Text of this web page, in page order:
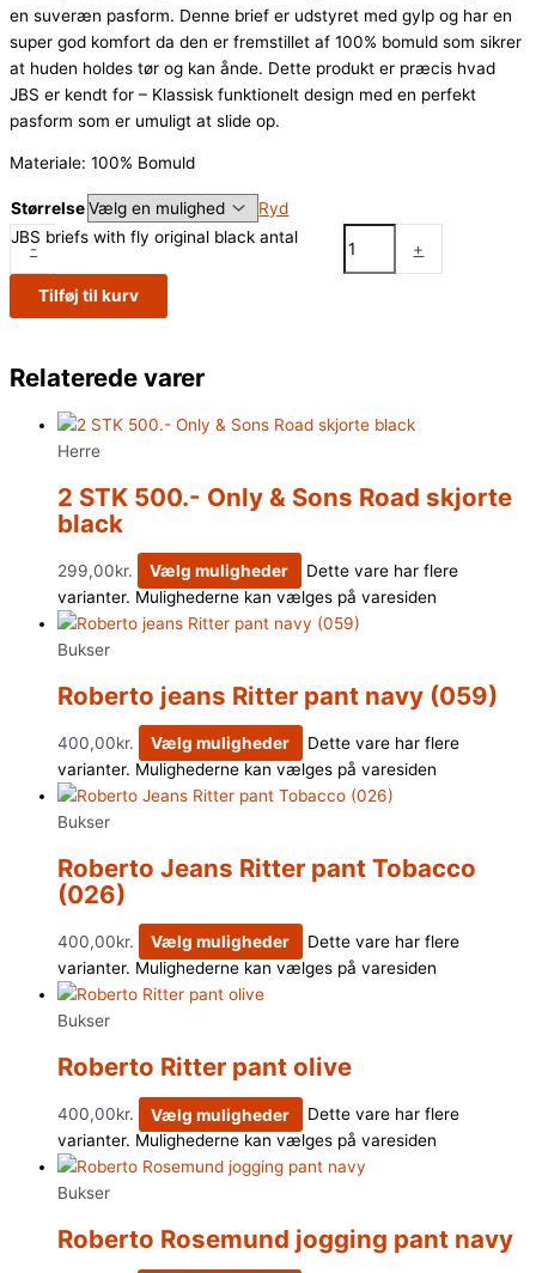
en suveræn pasform. Denne brief er udstyret med gylp og har en
super god komfort da den er fremstillet af 100% bomuld som sikrer
at huden holdes tør og kan ånde. Dette produkt er præcis hvad
JBS er kendt for – Klassisk funktionelt design med en perfekt
pasform som er umuligt at slide op.
Materiale: 100% Bomuld
Størrelse Ryd
-
JBS briefs with fly original black antal
+
Tilføj til kurv
Relaterede varer
Herre
2 STK 500.- Only & Sons Road skjorte
black
299,00kr. Vælg muligheder
Dette vare har flere
varianter. Mulighederne kan vælges på varesiden
Bukser
Roberto jeans Ritter pant navy (059)
400,00kr. Vælg muligheder
Dette vare har flere
varianter. Mulighederne kan vælges på varesiden
Bukser
Roberto Jeans Ritter pant Tobacco
(026)
400,00kr. Vælg muligheder
Dette vare har flere
varianter. Mulighederne kan vælges på varesiden
Bukser
Roberto Ritter pant olive
400,00kr. Vælg muligheder
Dette vare har flere
varianter. Mulighederne kan vælges på varesiden
Bukser
Roberto Rosemund jogging pant navy